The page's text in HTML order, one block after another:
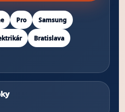
Pro Samsung
Bratislava